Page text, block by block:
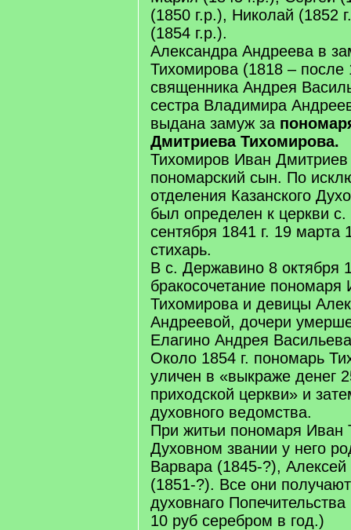
(1850 г.р.), Николай (1852
(1854 г.р.).
Александра Андреева в
Тихомирова (1818 – после
священника Андрея
сестра Владимира
выдана замуж за
Дмитриева Тихомирова.
Тихомиров Иван
пономарский сын. По
отделения Казанского
был определен к церкви
сентября 1841 г. 19 марта
стихарь.
В с. Державино 8 октября
бракосочетание
Тихомирова и девицы
Андреевой, дочери
Елагино Андрея
Около 1854 г. пономарь
уличен в «выкраже денег
приходской церкви» и
духовного ведомства.
При житьи пономаря Иван
Духовном звании у него
Варвара (1845-?),
(1851-?). Все они получают
духовнаго
10 руб серебром в год.)